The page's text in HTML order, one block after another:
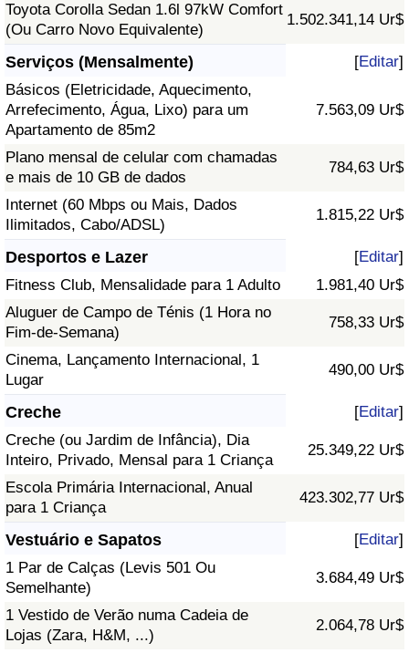
Toyota Corolla Sedan 1.6l 97kW Comfort
(Ou Carro Novo Equivalente)
1.502.341,14 Ur$
Serviços (Mensalmente) [Editar]
Básicos (Eletricidade, Aquecimento,
Arrefecimento, Água, Lixo) para um
Apartamento de 85m2
7.563,09 Ur$
Plano mensal de celular com chamadas
e mais de 10 GB de dados
784,63 Ur$
Internet (60 Mbps ou Mais, Dados
Ilimitados, Cabo/ADSL)
1.815,22 Ur$
Desportos e Lazer [Editar]
Fitness Club, Mensalidade para 1 Adulto
1.981,40 Ur$
Aluguer de Campo de Ténis (1 Hora no
Fim-de-Semana)
758,33 Ur$
Cinema, Lançamento Internacional, 1
Lugar
490,00 Ur$
Creche [Editar]
Creche (ou Jardim de Infância), Dia
Inteiro, Privado, Mensal para 1 Criança
25.349,22 Ur$
Escola Primária Internacional, Anual
para 1 Criança
423.302,77 Ur$
Vestuário e Sapatos [Editar]
1 Par de Calças (Levis 501 Ou
Semelhante)
3.684,49 Ur$
1 Vestido de Verão numa Cadeia de
Lojas (Zara, H&M, ...)
2.064,78 Ur$